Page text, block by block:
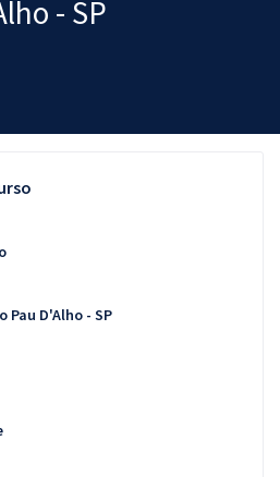
- SP
Pau D'Alho - SP